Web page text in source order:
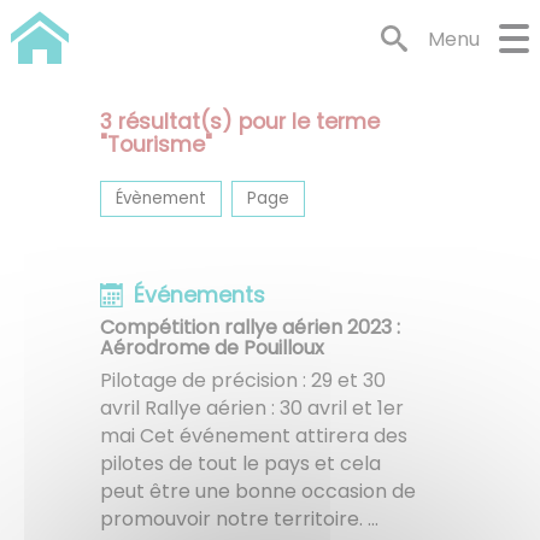
Lien
d'accès
rapide
Lien
d'accès
rapide
Lien
d'accès
rapide
Lien
d'accès
rapide
Menu
3résultat(s) pour le terme
"Tourisme"
Évènement Page
Événements
Compétition rallye aérien 2023 :
Aérodrome de Pouilloux
Pilotage de précision : 29 et 30
avril Rallye aérien : 30 avril et 1er
mai Cet événement attirera des
pilotes de tout le pays et cela
peut être une bonne occasion de
promouvoir notre territoire. ...
Panneau de gestion des cookies